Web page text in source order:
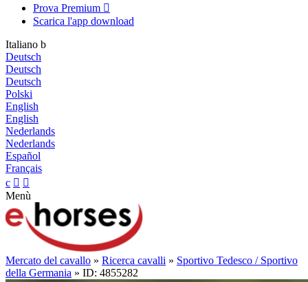
Prova Premium 
Scarica l'app download
Italiano b
Deutsch
Deutsch
Deutsch
Polski
English
English
Nederlands
Nederlands
Español
Français
c  
Menù
Mercato del cavallo » Ricerca cavalli » Sportivo Tedesco / Sportivo
della Germania » ID: 4855282